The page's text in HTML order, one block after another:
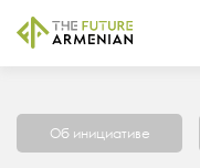
Об инициативе